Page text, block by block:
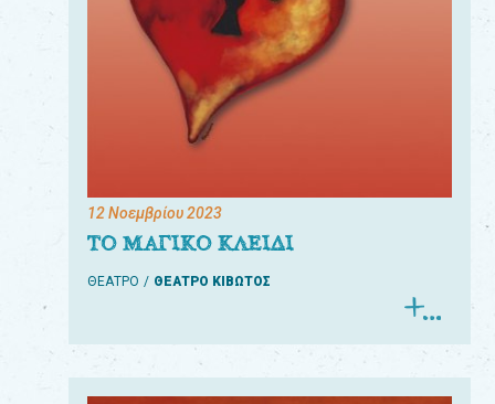
12 Νοεμβρίου 2023
ΤΟ ΜΑΓΙΚΟ ΚΛΕΙΔΙ
ΘΕΑΤΡΟ ΘΕΑΤΡΟ ΚΙΒΩΤΟΣ